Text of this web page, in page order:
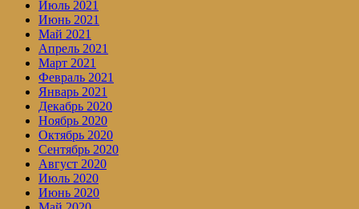
Июль 2021
Июнь 2021
Май 2021
Апрель 2021
Март 2021
Февраль 2021
Январь 2021
Декабрь 2020
Ноябрь 2020
Октябрь 2020
Сентябрь 2020
Август 2020
Июль 2020
Июнь 2020